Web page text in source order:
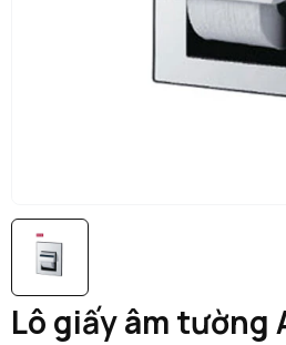
Lô giấy âm tường